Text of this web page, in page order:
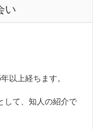
い
以上経ちます。
して、知人の紹介で